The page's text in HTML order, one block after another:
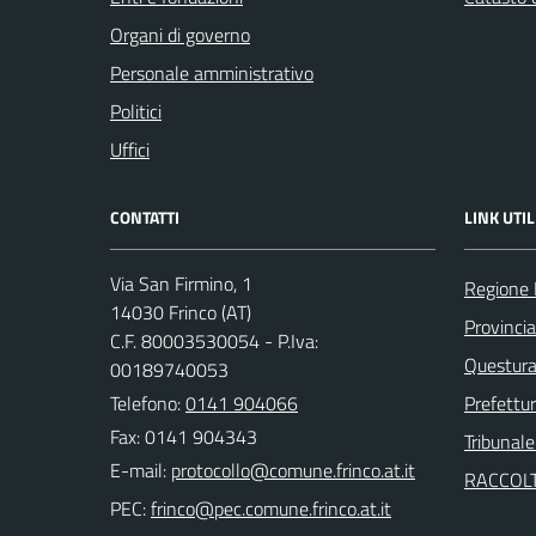
Organi di governo
Personale amministrativo
Politici
Uffici
CONTATTI
Via San Firmino, 1
14030 Frinco (AT)
C.F. 80003530054 - P.Iva:
00189740053
Telefono:0141 904066
Fax: 0141 904343
E-mail:
PEC:
LINK